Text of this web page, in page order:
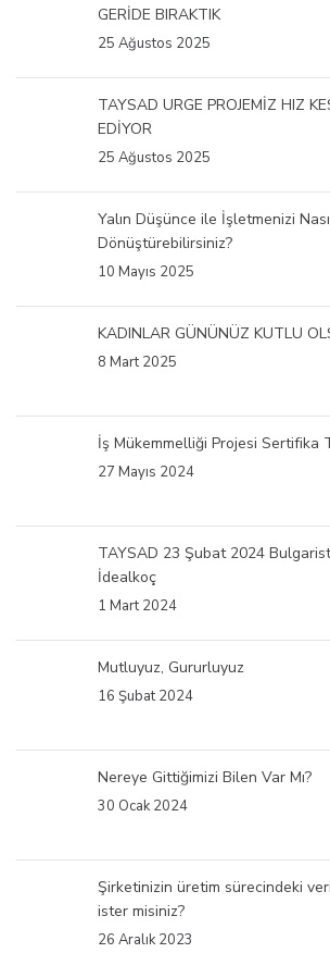
GERİDE BIRAKTIK
25 Ağustos 2025
TAYSAD URGE PROJEMİZ HIZ
EDİYOR
25 Ağustos 2025
Yalın Düşünce ile İşletmenizi
Dönüştürebilirsiniz?
10 Mayıs 2025
KADINLAR GÜNÜNÜZ KUTLU
8 Mart 2025
İş Mükemmelliği Projesi Sertifika
27 Mayıs 2024
TAYSAD 23 Şubat 2024
İdealkoç
1 Mart 2024
Mutluyuz, Gururluyuz
16 Şubat 2024
Nereye Gittiğimizi Bilen Var Mı?
30 Ocak 2024
Şirketinizin üretim sürecindeki
ister misiniz?
26 Aralık 2023